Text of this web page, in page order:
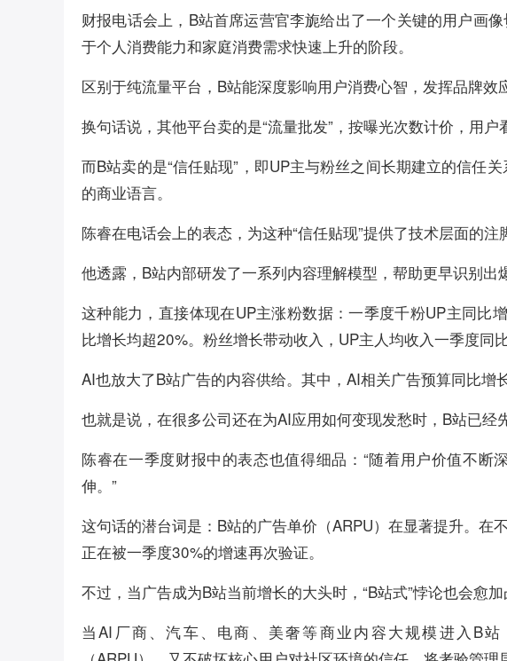
财报电话会上，B站首席运营官李旎给出了一个关键的用户画
于个人消费能力和家庭消费需求快速上升的阶段。
区别于纯流量平台，B站能深度影响用户消费心智，发挥品牌效
换句话说，其他平台卖的是“流量批发”，按曝光次数计价，用户
而B站卖的是“信任贴现”，即UP主与粉丝之间长期建立的信任
的商业语言。
陈睿在电话会上的表态，为这种“信任贴现”提供了技术层面的注
他透露，B站内部研发了一系列内容理解模型，帮助更早识别出
这种能力，直接体现在UP主涨粉数据：一季度千粉UP主同比
比增长均超20%。粉丝增长带动收入，UP主人均收入一季度同比
AI也放大了B站广告的内容供给。其中，AI相关广告预算同比增
也就是说，在很多公司还在为AI应用如何变现发愁时，B站已经
陈睿在一季度财报中的表态也值得细品：“随着用户价值不断
伸。”
这句话的潜台词是：B站的广告单价（ARPU）在显著提升。在
正在被一季度30%的增速再次验证。
不过，当广告成为B站当前增长的大头时，“B站式”悖论也会愈加
当AI厂商、汽车、电商、美奢等商业内容大规模进入B